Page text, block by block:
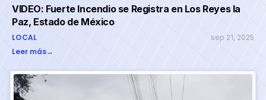
VIDEO: Fuerte Incendio se Registra en Los Reyes la
Paz, Estado de México
LOCAL sep 21, 2025
Leer más→